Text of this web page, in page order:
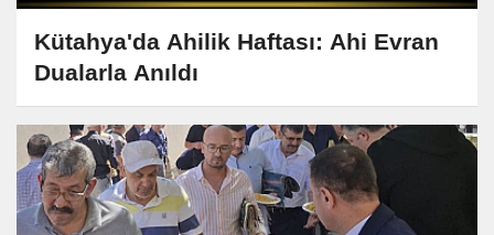
Kütahya'da Ahilik Haftası: Ahi Evran
Dualarla Anıldı